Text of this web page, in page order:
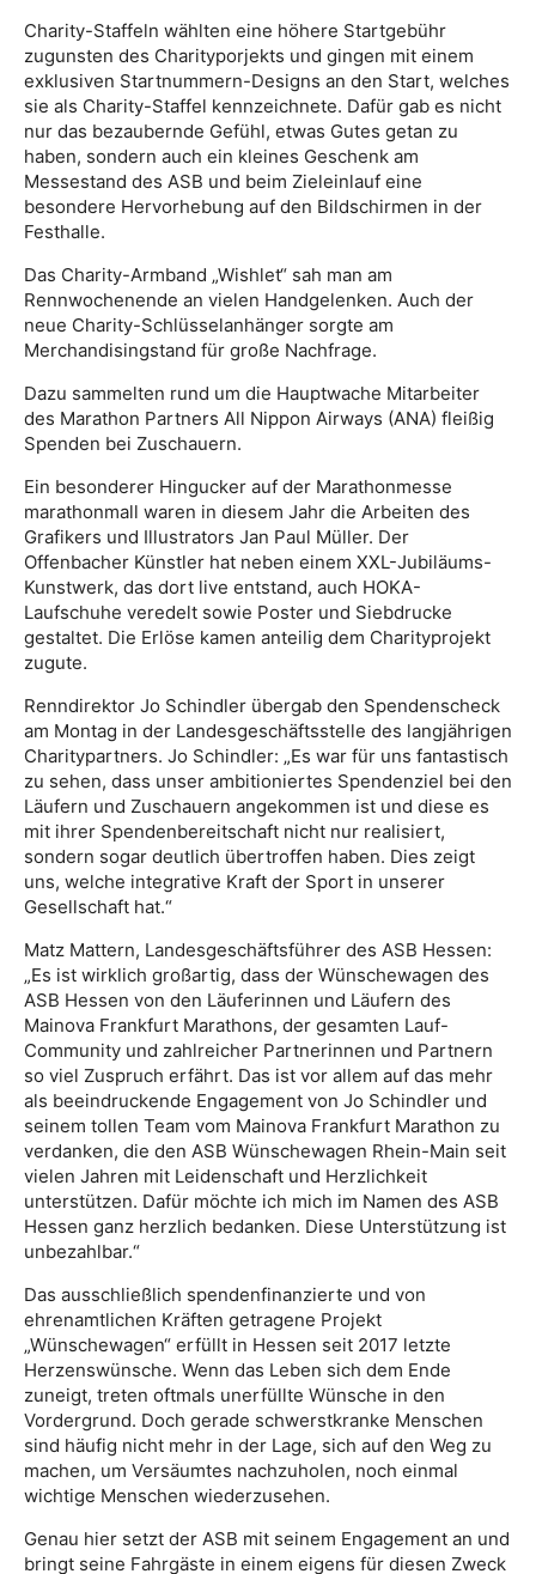
Charity-Staffeln wählten eine höhere Startgebühr
zugunsten des Charityporjekts und gingen mit einem
exklusiven Startnummern-Designs an den Start, welches
sie als Charity-Staffel kennzeichnete. Dafür gab es nicht
nur das bezaubernde Gefühl, etwas Gutes getan zu
haben, sondern auch ein kleines Geschenk am
Messestand des ASB und beim Zieleinlauf eine
besondere Hervorhebung auf den Bildschirmen in der
Festhalle.
Das Charity-Armband „Wishlet“ sah man am
Rennwochenende an vielen Handgelenken. Auch der
neue Charity-Schlüsselanhänger sorgte am
Merchandisingstand für große Nachfrage.
Dazu sammelten rund um die Hauptwache Mitarbeiter
des Marathon Partners All Nippon Airways (ANA) fleißig
Spenden bei Zuschauern.
Ein besonderer Hingucker auf der Marathonmesse
marathonmall waren in diesem Jahr die Arbeiten des
Grafikers und Illustrators Jan Paul Müller. Der
Offenbacher Künstler hat neben einem XXL-Jubiläums-
Kunstwerk, das dort live entstand, auch HOKA-
Laufschuhe veredelt sowie Poster und Siebdrucke
gestaltet. Die Erlöse kamen anteilig dem Charityprojekt
zugute.
Renndirektor Jo Schindler übergab den Spendenscheck
am Montag in der Landesgeschäftsstelle des langjährigen
Charitypartners. Jo Schindler: „Es war für uns fantastisch
zu sehen, dass unser ambitioniertes Spendenziel bei den
Läufern und Zuschauern angekommen ist und diese es
mit ihrer Spendenbereitschaft nicht nur realisiert,
sondern sogar deutlich übertroffen haben. Dies zeigt
uns, welche integrative Kraft der Sport in unserer
Gesellschaft hat.“
Matz Mattern, Landesgeschäftsführer des ASB Hessen:
„Es ist wirklich großartig, dass der Wünschewagen des
ASB Hessen von den Läuferinnen und Läufern des
Mainova Frankfurt Marathons, der gesamten Lauf-
Community und zahlreicher Partnerinnen und Partnern
so viel Zuspruch erfährt. Das ist vor allem auf das mehr
als beeindruckende Engagement von Jo Schindler und
seinem tollen Team vom Mainova Frankfurt Marathon zu
verdanken, die den ASB Wünschewagen Rhein-Main seit
vielen Jahren mit Leidenschaft und Herzlichkeit
unterstützen. Dafür möchte ich mich im Namen des ASB
Hessen ganz herzlich bedanken. Diese Unterstützung ist
unbezahlbar.“
Das ausschließlich spendenfinanzierte und von
ehrenamtlichen Kräften getragene Projekt
„Wünschewagen“ erfüllt in Hessen seit 2017 letzte
Herzenswünsche. Wenn das Leben sich dem Ende
zuneigt, treten oftmals unerfüllte Wünsche in den
Vordergrund. Doch gerade schwerstkranke Menschen
sind häufig nicht mehr in der Lage, sich auf den Weg zu
machen, um Versäumtes nachzuholen, noch einmal
wichtige Menschen wiederzusehen.
Genau hier setzt der ASB mit seinem Engagement an und
bringt seine Fahrgäste in einem eigens für diesen Zweck